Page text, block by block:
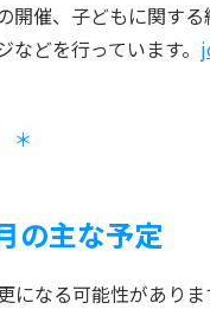
催、子どもに関す
どを行っています。
の主な予定
なる可能性がありま